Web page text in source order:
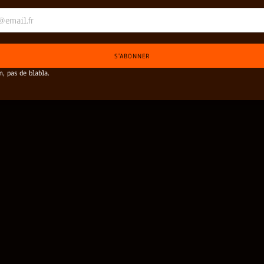
photographique est recommandé pour capturer
S'ABONNER
pas de blabla.